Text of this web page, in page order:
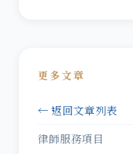
更多文章
← 返回文章列表
律師服務項目